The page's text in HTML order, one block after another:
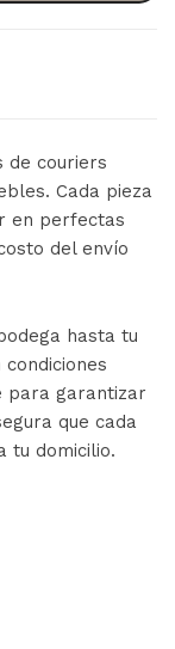
de couriers
Cada pieza
en perfectas
del envío
hasta tu
para garantizar
que cada
tu domicilio.